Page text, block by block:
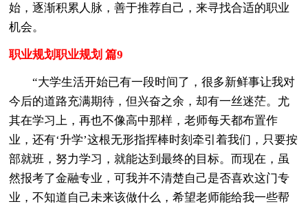
始，逐渐积累人脉，善于推荐自己，来寻找合适的职业
机会。
职业规划职业规划 篇9
“大学生活开始已有一段时间了，很多新鲜事让我对
今后的道路充满期待，但兴奋之余，却有一丝迷茫。尤
其在学习上，再也不像高中那样，老师每天都布置作
业，还有‘升学’这根无形指挥棒时刻牵引着我们，只要按
部就班，努力学习，就能达到最终的目标。而现在，虽
然报考了金融专业，可我并不清楚自己是否喜欢这门专
业，不知道自己未来该做什么，希望老师能给我一些帮